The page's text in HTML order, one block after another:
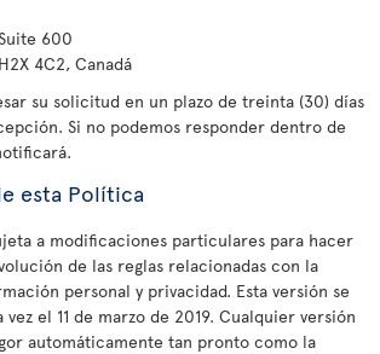
600
4C2, Canadá
su solicitud en un plazo de treinta (30) días
Si no podemos responder dentro de
esta Política
a modificaciones particulares para hacer
de las reglas relacionadas con la
personal y privacidad. Esta versión se
el 11 de marzo de 2019. Cualquier versión
automáticamente tan pronto como la